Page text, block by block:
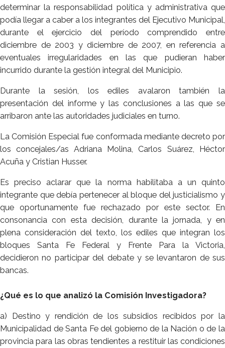
determinar la responsabilidad política y administrativa que
podía llegar a caber a los integrantes del Ejecutivo Municipal,
durante el ejercicio del período comprendido entre
diciembre de 2003 y diciembre de 2007, en referencia a
eventuales irregularidades en las que pudieran haber
incurrido durante la gestión integral del Municipio.
Durante la sesión, los ediles avalaron también la
presentación del informe y las conclusiones a las que se
arribaron ante las autoridades judiciales en turno.
La Comisión Especial fue conformada mediante decreto por
los concejales/as Adriana Molina, Carlos Suárez, Héctor
Acuña y Cristian Husser.
Es preciso aclarar que la norma habilitaba a un quinto
integrante que debía pertenecer al bloque del justicialismo y
que oportunamente fue rechazado por este sector. En
consonancia con esta decisión, durante la jornada, y en
plena consideración del texto, los ediles que integran los
bloques Santa Fe Federal y Frente Para la Victoria,
decidieron no participar del debate y se levantaron de sus
bancas.
¿Qué es lo que analizó la Comisión Investigadora?
a) Destino y rendición de los subsidios recibidos por la
Municipalidad de Santa Fe del gobierno de la Nación o de la
provincia para las obras tendientes a restituir las condiciones